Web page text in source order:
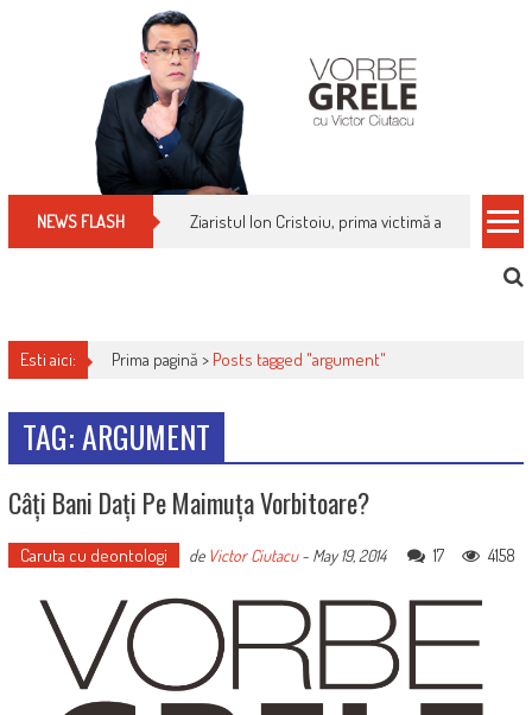
NEWS FLASH Ziaristul Ion Cristoiu, prima victimă a noi
Esti aici: Prima pagină > Posts tagged "argument"
TAG: ARGUMENT
Câți Bani Dați Pe Maimuța Vorbitoare?
Caruta cu deontologi de Victor Ciutacu- May 19, 2014 17 4158